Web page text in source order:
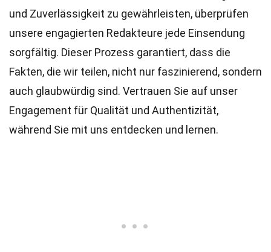
und Zuverlässigkeit zu gewährleisten, überprüfen
unsere engagierten Redakteure jede Einsendung
sorgfältig. Dieser Prozess garantiert, dass die
Fakten, die wir teilen, nicht nur faszinierend, sondern
auch glaubwürdig sind. Vertrauen Sie auf unser
Engagement für Qualität und Authentizität,
während Sie mit uns entdecken und lernen.